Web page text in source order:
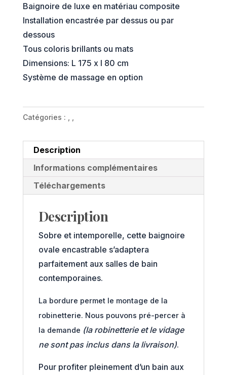
Baignoire de luxe en matériau composite
Installation encastrée par dessus ou par
dessous
Tous coloris brillants ou mats
Dimensions: L 175 x l 80 cm
Système de massage en option
Catégories :
Description
Informations complémentaires
Téléchargements
Description
Sobre et intemporelle, cette baignoire
ovale encastrable s’adaptera
parfaitement aux salles de bain
contemporaines.
La bordure permet le montage de la
robinetterie. Nous pouvons pré-percer à
la demande (la robinetterie et le vidage
ne sont pas inclus dans la livraison).
Pour profiter pleinement d’un bain aux